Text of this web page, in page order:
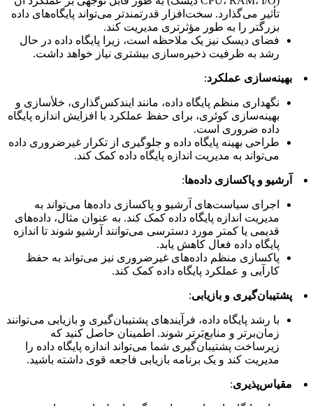
تأثیر می‌گذارد. سخت‌افزار قدرتمندتر می‌تواند پایگاه‌های داده
بزرگتر را به طور مؤثرتری مدیریت کند.
فضای دیسک نیز یک ملاحظه است، زیرا پایگاه داده در حال
رشد به ظرفیت ذخیره‌سازی بیشتری نیاز خواهد داشت.
بهینه‌سازی عملکرد:
نگهداری منظم پایگاه داده، مانند ایندکس‌گذاری، خلأسازی و
بهینه‌سازی کوئری، برای حفظ عملکرد با افزایش اندازه پایگاه
داده ضروری است.
طراحی بهینه پایگاه داده و جلوگیری از تکرار غیرضروری داده
می‌تواند به مدیریت اندازه پایگاه داده کمک کند.
آرشیو و پاکسازی داده‌ها:
اجرای سیاست‌های آرشیو و پاکسازی داده‌ها می‌تواند به
مدیریت اندازه پایگاه داده کمک کند. به عنوان مثال، داده‌های
قدیمی یا کمتر مورد دسترسی می‌توانند آرشیو شوند تا اندازه
پایگاه داده فعال کاهش یابد.
پاکسازی منظم داده‌های غیرضروری نیز می‌تواند به حفظ
کارآیی و عملکرد پایگاه داده کمک کند.
پشتیبان‌گیری و بازیابی:
با رشد پایگاه داده، فرآیندهای پشتیبان‌گیری و بازیابی می‌توانند
زمان‌برتر و منابع‌بَرتر شوند. اطمینان حاصل کنید که
زیرساخت پشتیبان‌گیری شما می‌تواند اندازه پایگاه داده را
مدیریت کند و یک برنامه بازیابی فاجعه قوی داشته باشید.
مقیاس‌پذیری: